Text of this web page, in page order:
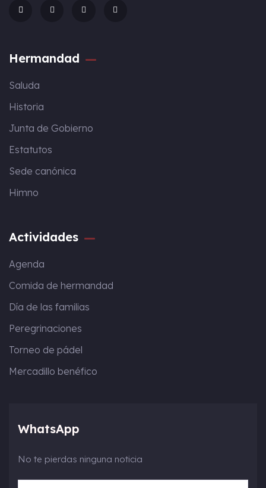
Hermandad
Saluda
Historia
Junta de Gobierno
Estatutos
Sede canónica
Himno
Actividades
Agenda
Comida de hermandad
Día de las familias
Peregrinaciones
Torneo de pádel
Mercadillo benéfico
WhatsApp
No te pierdas ninguna noticia